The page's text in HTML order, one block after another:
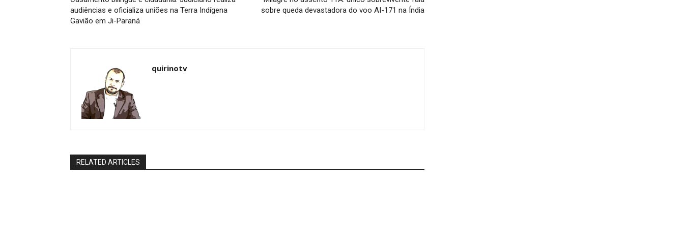
audiências e oficializa uniões na Terra Indígena
Gavião em Ji-Paraná
sobre queda devastadora do voo AI-171 na Índia
quirinotv
RELATED ARTICLES